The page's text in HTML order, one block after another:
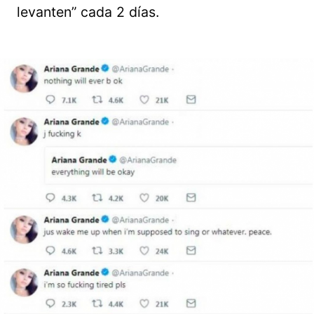
levanten” cada 2 días.